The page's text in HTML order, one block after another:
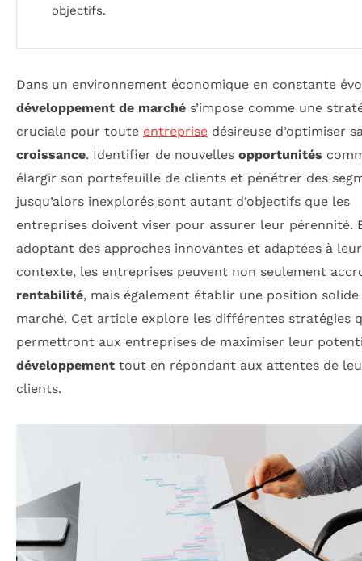
objectifs.
Dans un environnement économique en constante
développement de marché s’impose comme une
cruciale pour toute entreprise désireuse d’optimiser
croissance. Identifier de nouvelles opportunités
élargir son portefeuille de clients et pénétrer des
jusqu’alors inexplorés sont autant d’objectifs que les
entreprises doivent viser pour assurer leur pérennité.
adoptant des approches innovantes et adaptées à leur
contexte, les entreprises peuvent non seulement
rentabilité, mais également établir une position
marché. Cet article explore les différentes stratégies
permettront aux entreprises de maximiser leur
développement tout en répondant aux attentes de
clients.